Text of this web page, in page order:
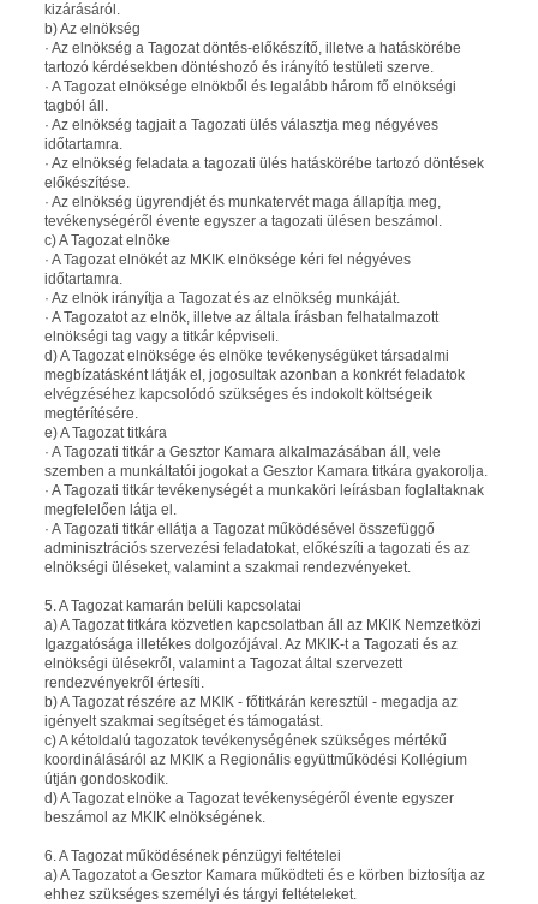
kizárásáról.
b) Az elnökség
· Az elnökség a Tagozat döntés-előkészítő, illetve a hatáskörébe
tartozó kérdésekben döntéshozó és irányító testületi szerve.
· A Tagozat elnöksége elnökből és legalább három fő elnökségi
tagból áll.
· Az elnökség tagjait a Tagozati ülés választja meg négyéves
időtartamra.
· Az elnökség feladata a tagozati ülés hatáskörébe tartozó döntések
előkészítése.
· Az elnökség ügyrendjét és munkatervét maga állapítja meg,
tevékenységéről évente egyszer a tagozati ülésen beszámol.
c) A Tagozat elnöke
· A Tagozat elnökét az MKIK elnöksége kéri fel négyéves
időtartamra.
· Az elnök irányítja a Tagozat és az elnökség munkáját.
· A Tagozatot az elnök, illetve az általa írásban felhatalmazott
elnökségi tag vagy a titkár képviseli.
d) A Tagozat elnöksége és elnöke tevékenységüket társadalmi
megbízatásként látják el, jogosultak azonban a konkrét feladatok
elvégzéséhez kapcsolódó szükséges és indokolt költségeik
megtérítésére.
e) A Tagozat titkára
· A Tagozati titkár a Gesztor Kamara alkalmazásában áll, vele
szemben a munkáltatói jogokat a Gesztor Kamara titkára gyakorolja.
· A Tagozati titkár tevékenységét a munkaköri leírásban foglaltaknak
megfelelően látja el.
· A Tagozati titkár ellátja a Tagozat működésével összefüggő
adminisztrációs szervezési feladatokat, előkészíti a tagozati és az
elnökségi üléseket, valamint a szakmai rendezvényeket.
5. A Tagozat kamarán belüli kapcsolatai
a) A Tagozat titkára közvetlen kapcsolatban áll az MKIK Nemzetközi
Igazgatósága illetékes dolgozójával. Az MKIK-t a Tagozati és az
elnökségi ülésekről, valamint a Tagozat által szervezett
rendezvényekről értesíti.
b) A Tagozat részére az MKIK - főtitkárán keresztül - megadja az
igényelt szakmai segítséget és támogatást.
c) A kétoldalú tagozatok tevékenységének szükséges mértékű
koordinálásáról az MKIK a Regionális együttműködési Kollégium
útján gondoskodik.
d) A Tagozat elnöke a Tagozat tevékenységéről évente egyszer
beszámol az MKIK elnökségének.
6. A Tagozat működésének pénzügyi feltételei
a) A Tagozatot a Gesztor Kamara működteti és e körben biztosítja az
ehhez szükséges személyi és tárgyi feltételeket.